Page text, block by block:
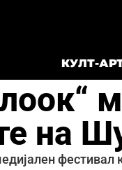
КУЛТ-
на
фестивал